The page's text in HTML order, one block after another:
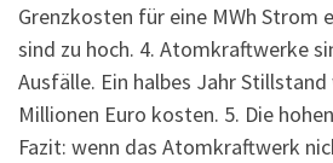
Grenzkosten für eine MWh Strom
sind zu hoch. 4. Atomkraftwerke
Ausfälle. Ein halbes Jahr
Millionen Euro kosten. 5. Die
Fazit: wenn das Atomkraftwerk